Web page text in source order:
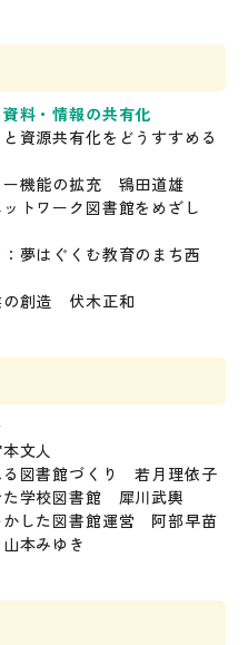
料・情報の共有化
資源共有化をどうすすめる
ー機能の拡充 鴇田道雄
トワーク図書館をめざし
夢はぐくむ教育のまち西
の創造 伏木正和
文人
る図書館づくり 若月理依子
た学校図書館 犀川武輿
かした図書館運営 阿部早苗
本みゆき